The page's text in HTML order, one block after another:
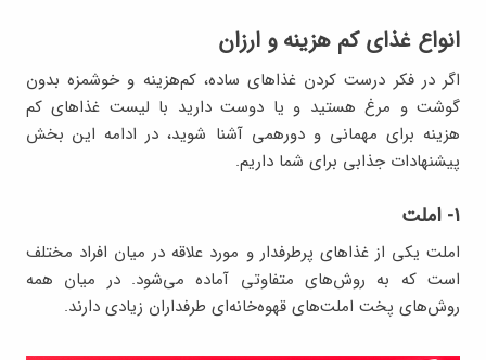
انواع غذای کم هزینه و ارزان
اگر در فکر درست کردن غذاهای ساده، کم‌هزینه و خوشمزه بدون
گوشت و مرغ هستید و یا دوست دارید با لیست غذاهای کم
هزینه برای مهمانی و دورهمی آشنا شوید، در ادامه این بخش
پیشنهادات جذابی برای شما داریم.
۱- املت
املت یکی از غذاهای پرطرفدار و مورد علاقه در میان افراد مختلف
است که به روش‌های متفاوتی آماده می‌شود. در میان همه
روش‌های پخت املت‌های قهوه‌خانه‌ای طرفداران زیادی دارند.